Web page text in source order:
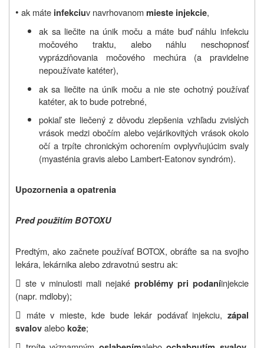
• ak máte infekciuv navrhovanommieste injekcie,
ak sa liečite na únik moču a máte buď náhlu infekciu
močového traktu, alebo náhlu neschopnosť
vyprázdňovania močového mechúra (a pravidelne
nepoužívate katéter),
ak sa liečite na únik moču a nie ste ochotný používať
katéter, ak to bude potrebné,
pokiaľ ste liečený z dôvodu zlepšenia vzhľadu zvislých
vrások medzi obočím alebo vejárikovitých vrások okolo
očí a trpíte chronickým ochorením ovplyvňujúcim svaly
(myasténia gravis alebo Lambert-Eatonov syndróm).
Upozornenia a opatrenia
Pred použitím BOTOXU
Predtým, ako začnete používať BOTOX, obráťte sa na svojho
lekára, lekárnika alebo zdravotnú sestru ak:
 ste v minulosti mali nejaké problémy pri podaníinjekcie
(napr. mdloby);
 máte v mieste, kde bude lekár podávať injekciu, zápal
svalovalebokože;